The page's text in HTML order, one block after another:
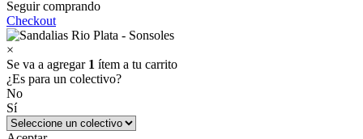
Seguir comprando
Checkout
×
Se va a agregar 1 ítem a tu carrito
¿Es para un colectivo?
No
Sí